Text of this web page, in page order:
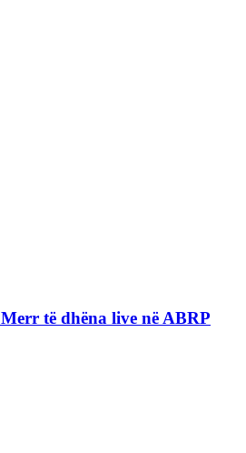
të dhëna live në ABRP